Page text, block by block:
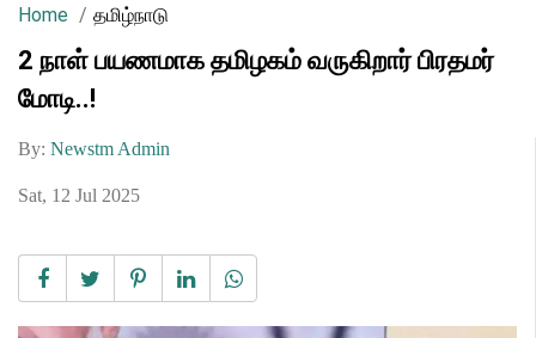
Home தமிழ்நாடு
2 நாள் பயணமாக தமிழகம் வருகிறார் பிரதமர்
மோடி..!
By: Newstm Admin
Sat, 12 Jul 2025